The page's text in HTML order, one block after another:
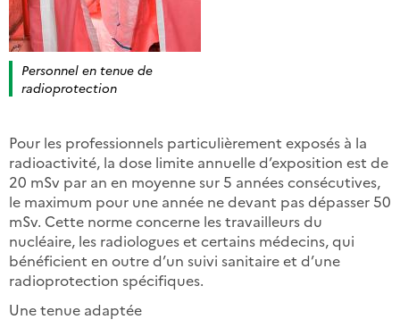
Personnel en tenue de
radioprotection
Pour les professionnels particulièrement exposés à la
radioactivité, la dose limite annuelle d’exposition est de
20 mSv par an en moyenne sur 5 années consécutives,
le maximum pour une année ne devant pas dépasser 50
mSv. Cette norme concerne les travailleurs du
nucléaire, les radiologues et certains médecins, qui
bénéficient en outre d’un suivi sanitaire et d’une
radioprotection spécifiques.
Une tenue adaptée